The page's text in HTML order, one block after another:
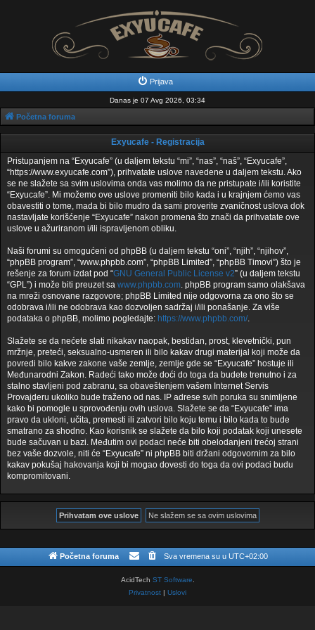
Prijava
Danas je 07 Avg 2026, 03:34
Početna foruma
Exyucafe - Registracija
Pristupanjem na “Exyucafe” (u daljem tekstu “mi”, “nas”, “naš”, “Exyucafe”,
“https://www.exyucafe.com”), prihvatate uslove navedene u daljem tekstu. Ako
se ne slažete sa svim uslovima onda vas molimo da ne pristupate i/ili koristite
“Exyucafe”. Mi možemo ove uslove promeniti bilo kada i u krajnjem ćemo vas
obavestiti o tome, mada bi bilo mudro da sami proverite zvaničnost uslova dok
nastavljate korišćenje “Exyucafe” nakon promena što znači da prihvatate ove
uslove u ažuriranom i/ili ispravljenom obliku.
Naši forumi su omogućeni od phpBB (u daljem tekstu “oni”, “njih”, “njihov”,
“phpBB program”, “www.phpbb.com”, “phpBB Limited”, “phpBB Timovi”) što je
rešenje za forum izdat pod “GNU General Public License v2” (u daljem tekstu
“GPL”) i može biti preuzet sa www.phpbb.com. phpBB program samo olakšava
na mreži osnovane razgovore; phpBB Limited nije odgovorna za ono što se
odobrava i/ili ne odobrava kao dozvoljen sadržaj i/ili ponašanje. Za više
podataka o phpBB, molimo pogledajte: https://www.phpbb.com/.
Slažete se da nećete slati nikakav naopak, bestidan, prost, klevetnički, pun
mržnje, preteći, seksualno-usmeren ili bilo kakav drugi materijal koji može da
povredi bilo kakve zakone vaše zemlje, zemlje gde se “Exyucafe” hostuje ili
Međunarodni Zakon. Radeći tako može doći do toga da budete trenutno i za
stalno stavljeni pod zabranu, sa obaveštenjem vašem Internet Servis
Provajderu ukoliko bude traženo od nas. IP adrese svih poruka su snimljene
kako bi pomogle u sprovođenju ovih uslova. Slažete se da “Exyucafe” ima
pravo da ukloni, učita, premesti ili zatvori bilo koju temu i bilo kada to bude
smatrano za shodno. Kao korisnik se slažete da bilo koji podatak koji unesete
bude sačuvan u bazi. Međutim ovi podaci neće biti obelodanjeni trećoj strani
bez vaše dozvole, niti će “Exyucafe” ni phpBB biti držani odgovornim za bilo
kakav pokušaj hakovanja koji bi mogao dovesti do toga da ovi podaci budu
kompromitovani.
Početna foruma Sva vremena su u UTC+02:00
AcidTech ST Software
Privatnost | Uslovi